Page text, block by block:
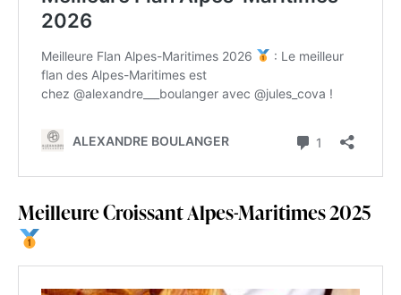
Meilleure Croissant Alpes-Maritimes 2025